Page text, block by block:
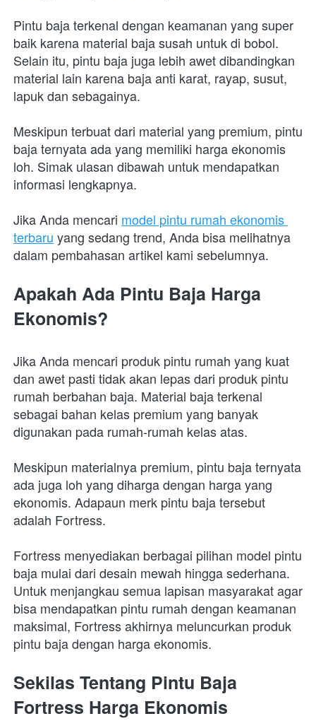
Pintu baja terkenal dengan keamanan yang super
baik karena material baja susah untuk di bobol.
Selain itu, pintu baja juga lebih awet dibandingkan
material lain karena baja anti karat, rayap, susut,
lapuk dan sebagainya.
Meskipun terbuat dari material yang premium, pintu
baja ternyata ada yang memiliki harga ekonomis
loh. Simak ulasan dibawah untuk mendapatkan
informasi lengkapnya.
Jika Anda mencari model pintu rumah ekonomis
terbaru yang sedang trend, Anda bisa melihatnya
dalam pembahasan artikel kami sebelumnya.
Apakah Ada Pintu Baja Harga
Ekonomis?
Jika Anda mencari produk pintu rumah yang kuat
dan awet pasti tidak akan lepas dari produk pintu
rumah berbahan baja. Material baja terkenal
sebagai bahan kelas premium yang banyak
digunakan pada rumah-rumah kelas atas.
Meskipun materialnya premium, pintu baja ternyata
ada juga loh yang diharga dengan harga yang
ekonomis. Adapaun merk pintu baja tersebut
adalah Fortress.
Fortress menyediakan berbagai pilihan model pintu
baja mulai dari desain mewah hingga sederhana.
Untuk menjangkau semua lapisan masyarakat agar
bisa mendapatkan pintu rumah dengan keamanan
maksimal, Fortress akhirnya meluncurkan produk
pintu baja dengan harga ekonomis.
Sekilas Tentang Pintu Baja
Fortress Harga Ekonomis